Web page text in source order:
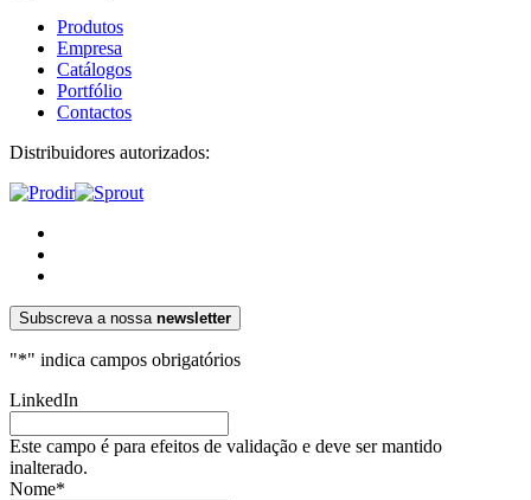
Produtos
Empresa
Catálogos
Portfólio
Contactos
Distribuidores autorizados:
Subscreva a nossa newsletter
"*" indica campos obrigatórios
LinkedIn
Este campo é para efeitos de validação e deve ser mantido
inalterado.
Nome*